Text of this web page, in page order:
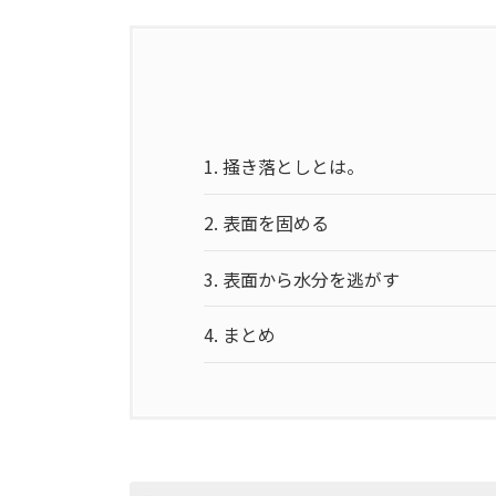
1. 掻き落としとは。
2. 表面を固める
3. 表面から水分を逃がす
4. まとめ